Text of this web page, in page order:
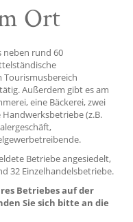
Ort
neben rund 60
Tourismusbereich
Außerdem gibt es am
eine Bäckerei, zwei
(z.B.
Betriebe angesiedelt,
32 Einzelhandelsbetriebe.
Betriebes auf der
Sie sich bitte an die